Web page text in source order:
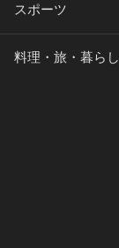
スポーツ
料理・旅・暮らし